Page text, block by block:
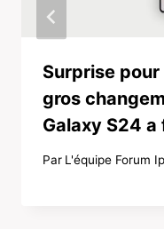
Surprise pour
gros
Galaxy S24 a
Par L'équipe Forum